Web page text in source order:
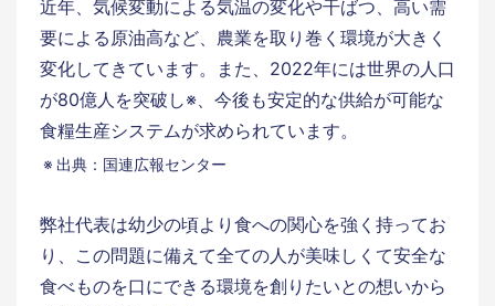
近年、気候変動による気温の変化や干ばつ、高い需
要による原油高など、農業を取り巻く環境が大きく
変化してきています。また、2022年には世界の人口
が80億人を突破し※、今後も安定的な供給が可能な
食糧生産システムが求められています。
出典：国連広報センター
弊社代表は幼少の頃より食への関心を強く持ってお
り、この問題に備えて全ての人が美味しくて安全な
食べものを口にできる環境を創りたいとの想いから